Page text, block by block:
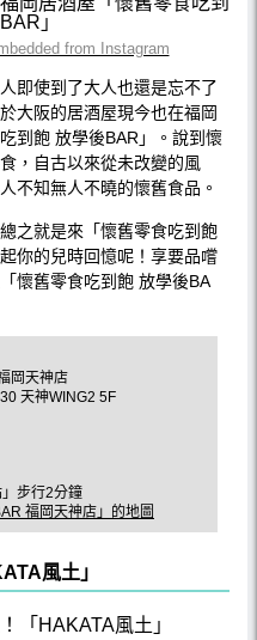
from Instagram
即使到了大人也還是忘不了
大阪的居酒屋現今也在福岡
到飽 放學後BAR」。說到懷
，自古以來從未改變的風
不知無人不曉的懷舊食品。
之就是來「懷舊零食吃到飽
你的兒時回憶呢！享要品嚐
懷舊零食吃到飽 放學後BA
岡天神店
天神WING2 5F
步行2分鐘
福岡天神店」的地圖
風土」